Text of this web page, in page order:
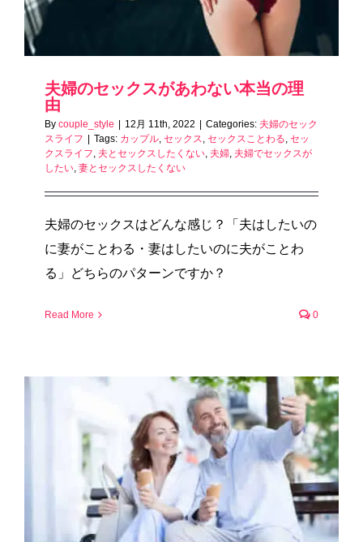
夫婦のセックスがあわない本当の理
由
By couple_style 12月 11th, 2022 Categories: 夫婦のセック
スライフ
Tags: カップル, セックス, セックスことわる, セッ
クスライフ, 夫とセックスしたくない, 夫婦, 夫婦でセックスが
したい, 妻とセックスしたくない
夫婦のセックスはどんな感じ？「夫はしたいの
に妻がことわる・妻はしたいのに夫がことわ
る」どちらのパターンですか？
Read More 0